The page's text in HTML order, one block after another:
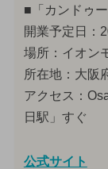
■「カンドゥ
開業予定日：
場所：イオン
所在地：大阪
アクセス：
日駅」すぐ
公式サイト